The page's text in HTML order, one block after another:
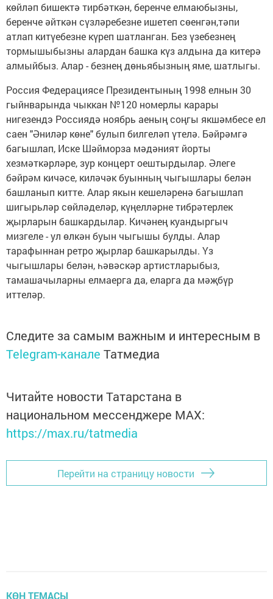
көйләп бишектә тирбәткән, беренче елмаюбызны,
беренче әйткән сүзләребезне ишетеп сөенгән,тәпи
атлап китүебезне күреп шатланган. Без үзебезнең
тормышыбызны алардан башка күз алдына да китерә
алмыйбыз. Алар - безнең дөньябызның яме, шатлыгы.
Россия Федерациясе Президентының 1998 елнын 30
гыйнварында чыккан №120 номерлы карары
нигезендэ Россиядә ноябрь аеның соңгы якшәмбесе ел
саен "Әниләр көне" булып билгеләп үтелә. Бәйрәмгә
багышлап, Иске Шәйморза мәдәният йорты
хезмәткәрләре, зур концерт оештырдылар. Әлеге
бәйрәм кичәсе, киләчәк буынның чыгышлары белән
башланып китте. Алар якын кешеләренә багышлап
шигырьләр сөйләделәр, күңелләрне тибрәтерлек
җырларын башкардылар. Кичәнең куандыргыч
мизгеле - ул өлкән буын чыгышы булды. Алар
тарафыннан ретро җырлар башкарылды. Үз
чыгышлары белән, һәвәскәр артистларыбыз,
тамашачыларны елмаерга да, еларга да мәҗбүр
иттеләр.
Следите за самым важным и интересным в
Telegram-канале Татмедиа
Читайте новости Татарстана в
национальном мессенджере MАХ:
https://max.ru/tatmedia
Перейти на страницу новости
КӨН ТЕМАСЫ